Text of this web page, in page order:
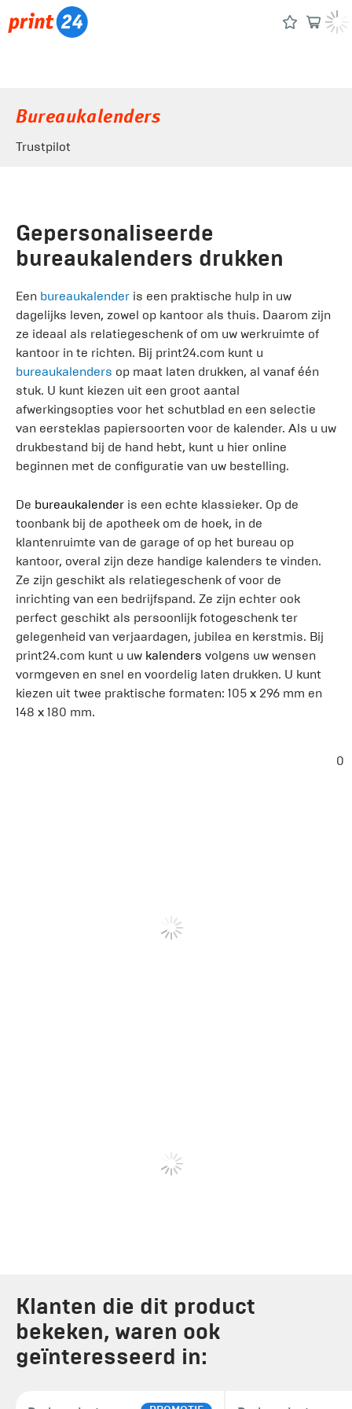
Bureaukalenders
Trustpilot
Gepersonaliseerde
bureaukalenders drukken
Een bureaukalender is een praktische hulp in uw
dagelijks leven, zowel op kantoor als thuis. Daarom zijn
ze ideaal als relatiegeschenk of om uw werkruimte of
kantoor in te richten. Bij print24.com kunt u
bureaukalenders op maat laten drukken, al vanaf één
stuk. U kunt kiezen uit een groot aantal
afwerkingsopties voor het schutblad en een selectie
van eersteklas papiersoorten voor de kalender. Als u uw
drukbestand bij de hand hebt, kunt u hier online
beginnen met de configuratie van uw bestelling.
De bureaukalender is een echte klassieker. Op de
toonbank bij de apotheek om de hoek, in de
klantenruimte van de garage of op het bureau op
kantoor, overal zijn deze handige kalenders te vinden.
Ze zijn geschikt als relatiegeschenk of voor de
inrichting van een bedrijfspand. Ze zijn echter ook
perfect geschikt als persoonlijk fotogeschenk ter
gelegenheid van verjaardagen, jubilea en kerstmis. Bij
print24.com kunt u uw kalenders volgens uw wensen
vormgeven en snel en voordelig laten drukken. U kunt
kiezen uit twee praktische formaten: 105 x 296 mm en
148 x 180 mm.
0
Klanten die dit product
bekeken, waren ook
geïnteresseerd in: